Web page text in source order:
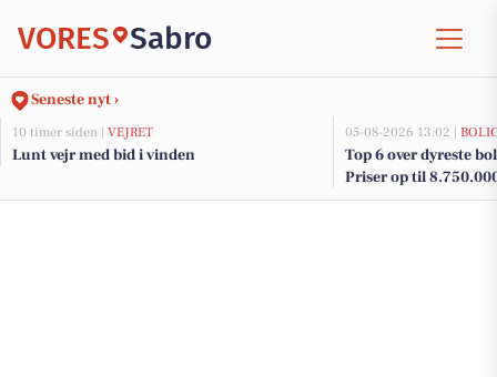
VORES Sabro
Seneste nyt ›
10 timer siden | VEJRET
Lunt vejr med bid i vinden
05-08-2026 13:02 |
Top 6 over dyreste
Priser op til